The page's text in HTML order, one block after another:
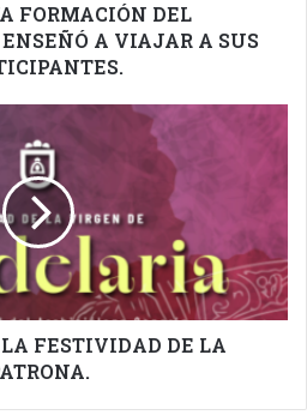
FORMACIÓN DEL
A VIAJAR A SUS
FESTIVIDAD DE LA